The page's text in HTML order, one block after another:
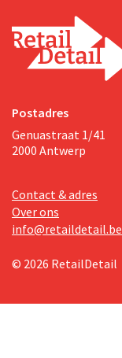
Postadres
Genuastraat 1/41
2000 Antwerp
Contact & adres
Over ons
info@retaildetail.be
© 2026 RetailDetail